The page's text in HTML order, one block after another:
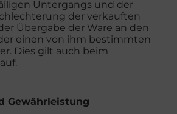
Untergangs und der
der verkauften
Übergabe der Ware an den
einen von ihm bestimmten
Dies gilt auch beim
Gewährleistung